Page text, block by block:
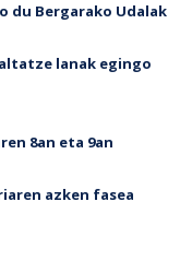
du Bergarako Udalak
lanak egingo
8an eta 9an
azken fasea